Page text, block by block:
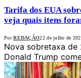
Tarifa dos EUA
veja quais itens
Por REDAÇÃO22 de julho de
Nova sobretaxa
Donald Trump